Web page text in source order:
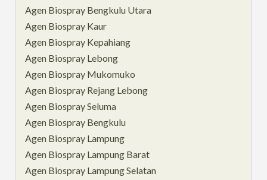
Agen Biospray Bengkulu Utara
Agen Biospray Kaur
Agen Biospray Kepahiang
Agen Biospray Lebong
Agen Biospray Mukomuko
Agen Biospray Rejang Lebong
Agen Biospray Seluma
Agen Biospray Bengkulu
Agen Biospray Lampung
Agen Biospray Lampung Barat
Agen Biospray Lampung Selatan